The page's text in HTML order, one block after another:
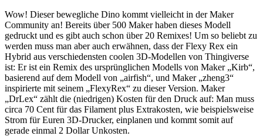
Wow! Dieser bewegliche Dino kommt vielleicht in der Maker
Community an! Bereits über 500 Maker haben dieses Modell
gedruckt und es gibt auch schon über 20 Remixes! Um so beliebt zu
werden muss man aber auch erwähnen, dass der Flexy Rex ein
Hybrid aus verschiedensten coolen 3D-Modellen von Thingiverse
ist: Er ist ein Remix des ursprünglichen Modells von Maker „Kirb“,
basierend auf dem Modell von „airfish“, und Maker „zheng3“
inspirierte mit seinem „FlexyRex“ zu dieser Version. Maker
„DrLex“ zählt die (niedrigen) Kosten für den Druck auf: Man muss
circa 70 Cent für das Filament plus Extrakosten, wie beispielsweise
Strom für Euren 3D-Drucker, einplanen und kommt somit auf
gerade einmal 2 Dollar Unkosten.